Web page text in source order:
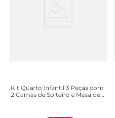
Kit Quarto Infantil 3 Peças com
2 Camas de Solteiro e Mesa de